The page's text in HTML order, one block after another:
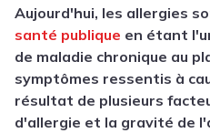
Aujourd'hui, les allergies
santé publique en étant
de maladie chronique au
symptômes ressentis à
résultat de plusieurs
d'allergie et la gravité de